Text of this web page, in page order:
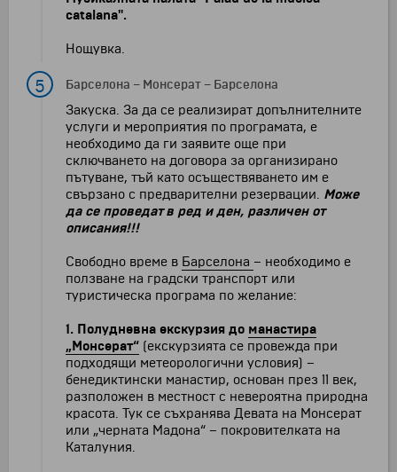
catalana".
Нощувка.
5 Барселона – Монсерат – Барселона
Закуска. За да се реализират допълнителните
услуги и мероприятия по програмата, е
необходимо да ги заявите още при
сключването на договора за организирано
пътуване, тъй като осъществяването им е
свързано с предварителни резервации. Може
да се проведат в ред и ден, различен от
описания!!!
Свободно време в Барселона – необходимо е
ползване на градски транспорт или
туристическа програма по желание:
1. Полудневна екскурзия до манастира
„Монсерат“ (екскурзията се провежда при
подходящи метеорологични условия) –
бенедиктински манастир, основан през 11 век,
разположен в местност с невероятна природна
красота. Тук се съхранява Девата на Монсерат
или „черната Мадона“ – покровителката на
Каталуния.